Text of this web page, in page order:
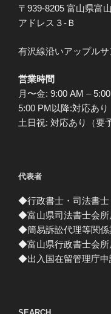
〒939-8205 富山県富
アドレス３-Ｂ
有沢線沿いアップル
営業時間
月〜金: 9:00 AM –
5:00 PM以降:対応あり
土日祝: 対応あり（要
代表者
◆行政書士・司法書士
◆富山県司法書士会所
◆簡易訴訟代理等関係
◆富山県行政書士会所
◆出入国在留管理庁申